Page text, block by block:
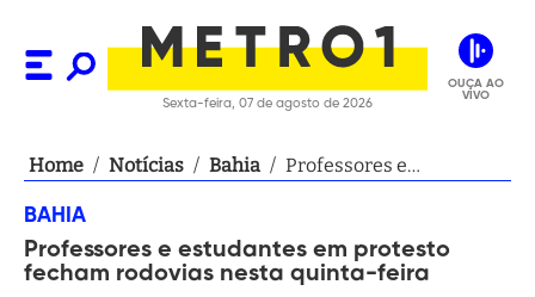
Sexta-feira, 07 de agosto de 2026
OUÇA AO
VIVO
Home / Notícias / Bahia / Professores e
quinta-feira
BAHIA
Professores e estudantes em protesto
fecham rodovias nesta quinta-feira